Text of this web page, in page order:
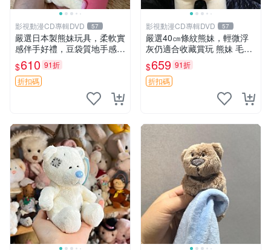
影視動漫CD專輯DVD 57
嚴選日本製熊妹玩具，柔軟實
感伴手好禮，豆袋質地手感
佳，抱枕小熊 recom 推薦 白
色豆袋 玩具
$610 91折
折扣碼
影視動漫CD專輯DVD 57
嚴選40㎝條紋熊妹，輕微浮
灰仍適合收藏賞玩 熊妹 毛絨
玩具 浮雕熊
$659 91折
折扣碼